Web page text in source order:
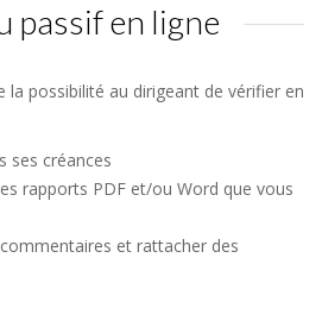
passif en ligne
la possibilité au dirigeant de vérifier en
ses créances
rapports PDF et/ou Word que vous
et rattacher des